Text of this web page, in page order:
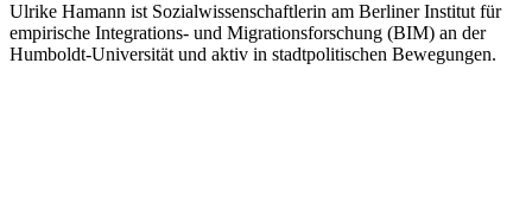
Ulrike Hamann ist Sozialwissenschaftlerin am Berliner Institut für
empirische Integrations- und Migrationsforschung (BIM) an der
Humboldt-Universität und aktiv in stadtpolitischen Bewegungen.